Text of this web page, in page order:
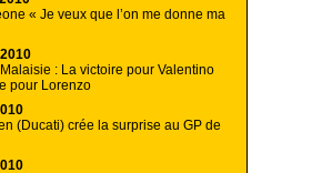
« Je veux que l’on me donne ma
: La victoire pour Valentino
pour Lorenzo
(Ducati) crée la surprise au GP de